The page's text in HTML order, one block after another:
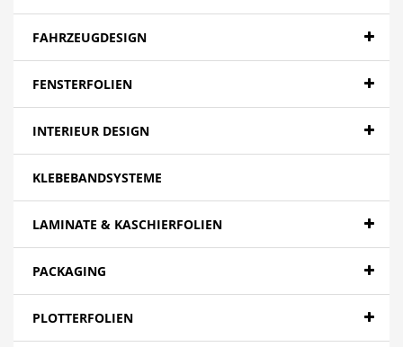
FAHRZEUGDESIGN
FENSTERFOLIEN
INTERIEUR DESIGN
KLEBEBANDSYSTEME
LAMINATE & KASCHIERFOLIEN
PACKAGING
PLOTTERFOLIEN